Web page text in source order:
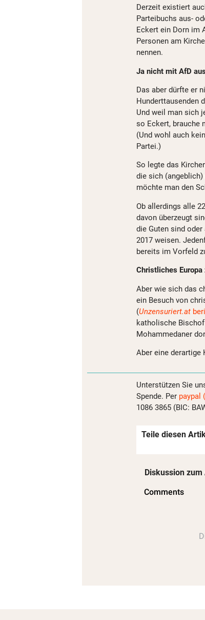
Derzeit existiert
Parteibuchs aus-
Eckert ein Dorn im
Personen am
nennen.
Ja nicht mit AfD
Das aber dürfte er
Hunderttausenden
Und weil man sich
so Eckert, brauche
(Und wohl auch
Partei.)
So legte das
die sich
möchte man den
Ob allerdings alle
davon überzeugt
die Guten sind
2017 weisen.
bereits im Vorfeld
Christliches
Aber wie sich das
ein Besuch von
(Unzensuriert.at
katholische
Mohammedaner
Aber eine
Unterstützen Sie
Spende. Per paypal
1086 3865 (BIC:
Teile diesen
Diskussion zum